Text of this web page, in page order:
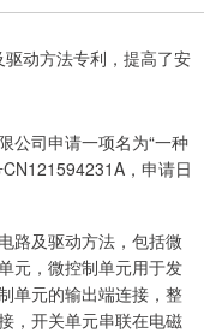
公司申请一项名为“一种
，申请日
路及驱动方法，包括微
元，微控制单元用于发
单元的输出端连接，整
，开关单元串联在电磁